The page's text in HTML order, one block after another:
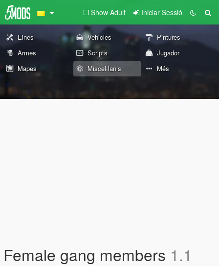
Show Adult Iniciar Sessió
Eines Vehicles
Pintures
Armes
Scripts
Jugador
Mapes
Miscel·lanis Més
Female gang members 1.1